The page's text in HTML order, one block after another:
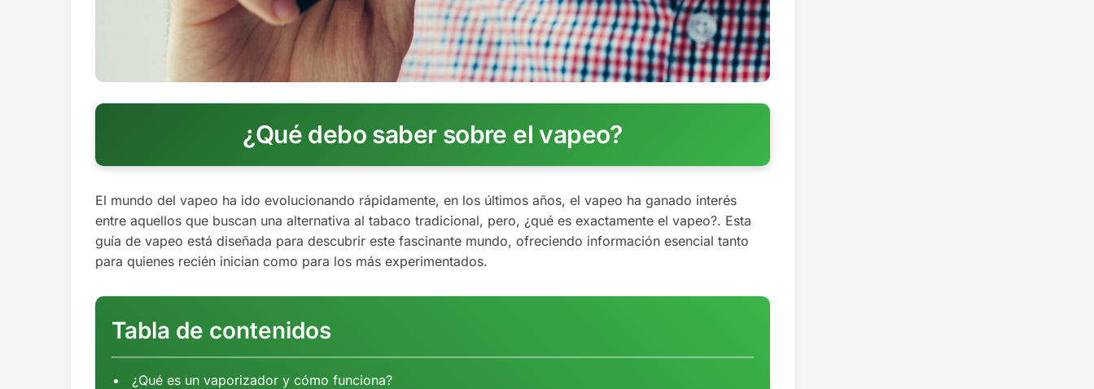
¿Qué debo saber sobre el vapeo?
El mundo del vapeo ha ido evolucionando rápidamente, en los últimos años, el vapeo ha ganado interés
entre aquellos que buscan una alternativa al tabaco tradicional, pero, ¿qué es exactamente el vapeo?. Esta
guía de vapeo está diseñada para descubrir este fascinante mundo, ofreciendo información esencial tanto
para quienes recién inician como para los más experimentados.
Tabla de contenidos
¿Qué es un vaporizador y cómo funciona?